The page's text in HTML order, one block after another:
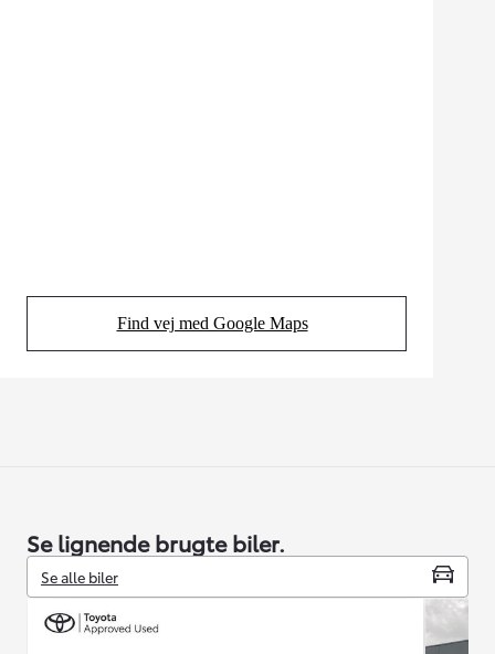
Find vej med Google Maps
(Opens in new tab)
Se lignende brugte biler.
Se alle biler